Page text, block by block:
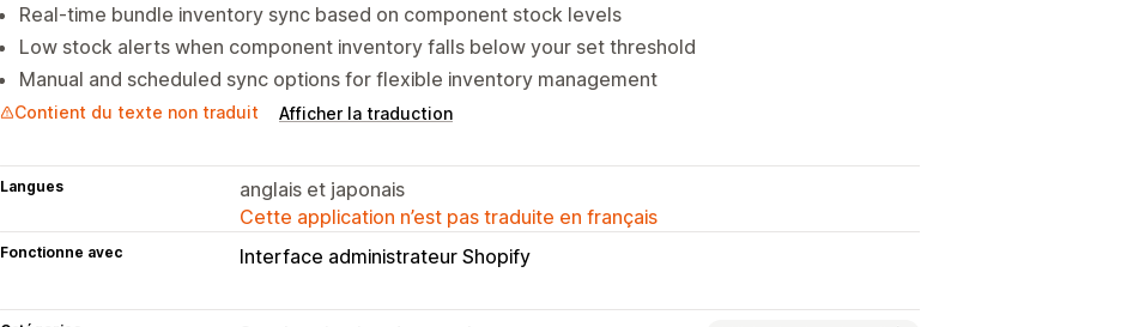
Real-time bundle inventory sync based on component stock levels
Low stock alerts when component inventory falls below your set threshold
Manual and scheduled sync options for flexible inventory management
Contient du texte non traduit Afficher la traduction
Langues
anglais et japonais
Cette application n’est pas traduite en français
Fonctionne avec Interface administrateur Shopify